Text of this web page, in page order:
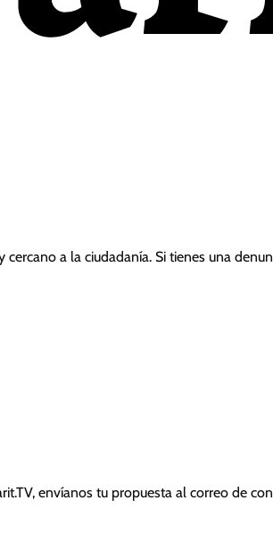
a la ciudadanía. Si tienes una
envíanos tu propuesta al correo de